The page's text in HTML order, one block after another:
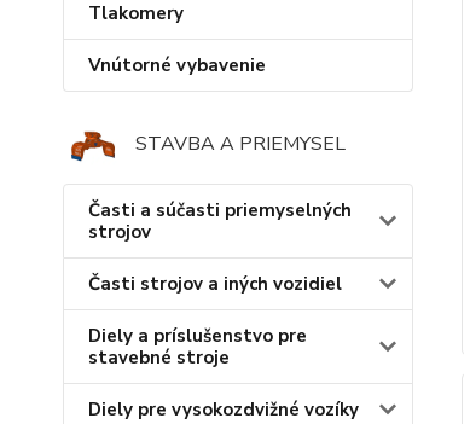
Tlakomery
Vnútorné vybavenie
STAVBA A PRIEMYSEL
Časti a súčasti priemyselných
strojov
Časti strojov a iných vozidiel
Diely a príslušenstvo pre
stavebné stroje
Diely pre vysokozdvižné vozíky